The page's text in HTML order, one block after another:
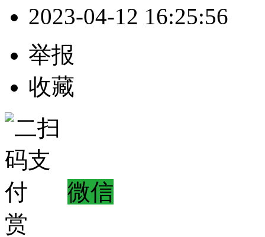
2023-04-12 16:25:56
举报
收藏
微信
赏